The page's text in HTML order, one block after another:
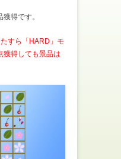
得です。
すら「HARD」モ
獲得しても景品は